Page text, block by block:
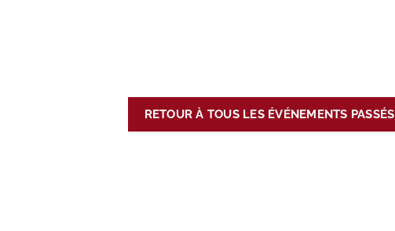
RETOUR À TOUS LES ÉVÉNEMENTS PASSÉS